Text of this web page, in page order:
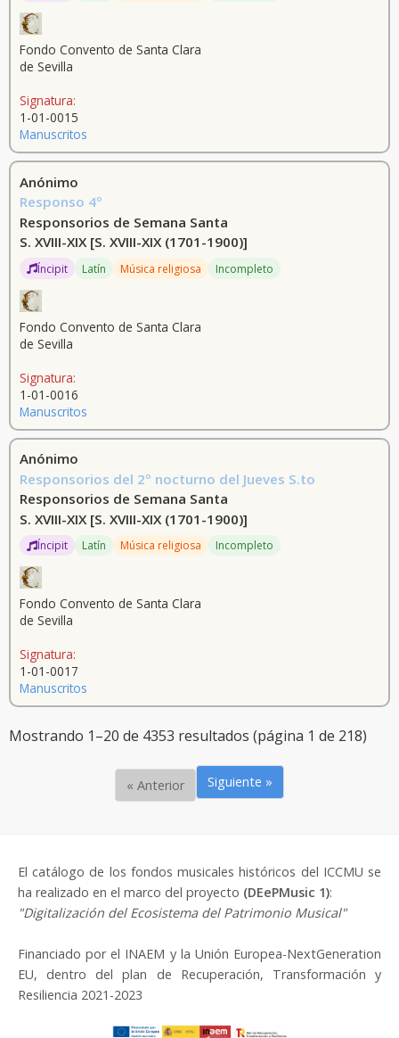
Fondo Convento de Santa Clara
de Sevilla
Signatura:
1-01-0015
Manuscritos
Anónimo
Responso 4º
Responsorios de Semana Santa
S. XVIII-XIX [S. XVIII-XIX (1701-1900)]
Íncipit Latín Música religiosa Incompleto
Fondo Convento de Santa Clara
de Sevilla
Signatura:
1-01-0016
Manuscritos
Anónimo
Responsorios del 2º nocturno del Jueves S.to
Responsorios de Semana Santa
S. XVIII-XIX [S. XVIII-XIX (1701-1900)]
Íncipit Latín Música religiosa Incompleto
Fondo Convento de Santa Clara
de Sevilla
Signatura:
1-01-0017
Manuscritos
Mostrando 1–20 de 4353 resultados (página 1 de 218)
« Anterior Siguiente »
El catálogo de los fondos musicales históricos del ICCMU se
ha realizado en el marco del proyecto (DEePMusic 1):
"Digitalización del Ecosistema del Patrimonio Musical"
Financiado por el INAEM y la Unión Europea-NextGeneration
EU, dentro del plan de Recuperación, Transformación y
Resiliencia 2021-2023